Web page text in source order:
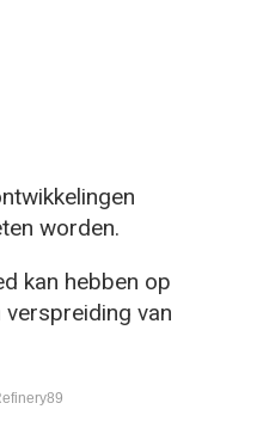
worden.
kan hebben op
van